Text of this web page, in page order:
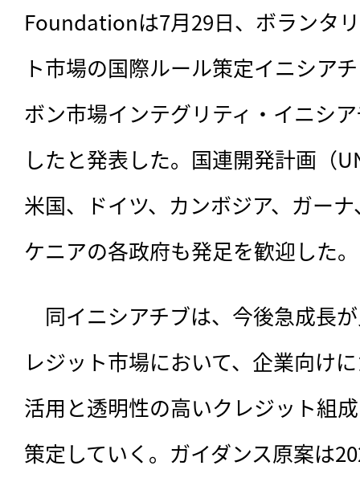
Foundationは7月29日、ボランタ
ト市場の国際ルール策定イニシア
ボン市場インテグリティ・イニシ
したと発表した。国連開発計画（
米国、ドイツ、カンボジア、ガー
ケニアの各政府も発足を歓迎した。
同イニシアチブは、 今後急成長
レジット市場において、企業向け
活用と透明性の高いクレジット組
策定していく。ガイダンス原案は